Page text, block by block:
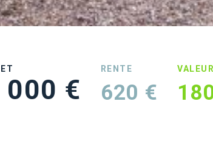
000 €
RENTE
620 €